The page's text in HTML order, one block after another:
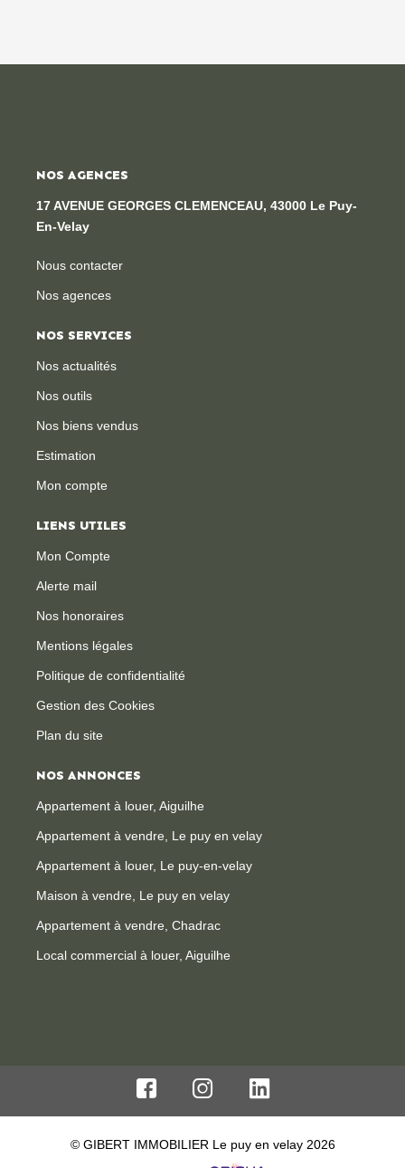
NOS AGENCES
17 AVENUE GEORGES CLEMENCEAU, 43000 Le Puy-
En-Velay
Nous contacter
Nos agences
NOS SERVICES
Nos actualités
Nos outils
Nos biens vendus
Estimation
Mon compte
LIENS UTILES
Mon Compte
Alerte mail
Nos honoraires
Mentions légales
Politique de confidentialité
Gestion des Cookies
Plan du site
NOS ANNONCES
Appartement à louer, Aiguilhe
Appartement à vendre, Le puy en velay
Appartement à louer, Le puy-en-velay
Maison à vendre, Le puy en velay
Appartement à vendre, Chadrac
Local commercial à louer, Aiguilhe
© GIBERT IMMOBILIER Le puy en velay 2026